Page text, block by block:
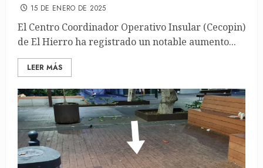
15 DE ENERO DE 2025
El Centro Coordinador Operativo Insular (Cecopin)
de El Hierro ha registrado un notable aumento...
LEER MÁS